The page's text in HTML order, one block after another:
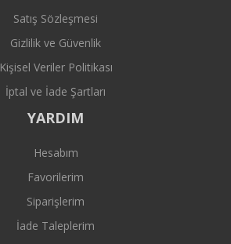
Satış Sözleşmesi
Gizlilik ve Güvenlik
Kişisel Veriler Politikası
İptal ve İade Şartları
YARDIM
Hesabım
Favorilerim
Siparişlerim
İade Taleplerim